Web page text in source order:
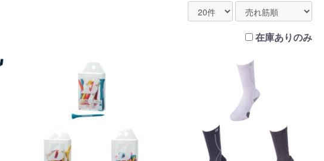
在庫ありのみ